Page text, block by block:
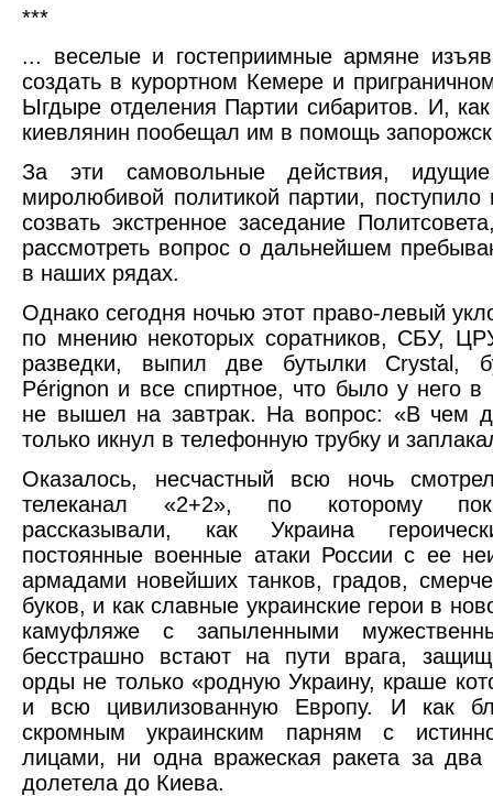
***
... веселые и гостеприимные армяне
создать в курортном Кемере и
Ыгдыре отделения Партии сибаритов. И,
киевлянин пообещал им в помощь
За эти самовольные действия,
миролюбивой политикой партии, поступило
созвать экстренное заседание
рассмотреть вопрос о дальнейшем
в наших рядах.
Однако сегодня ночью этот право-левый
по мнению некоторых соратников, СБУ,
разведки, выпил две бутылки Crystal,
Pérignon и все спиртное, что было у него
не вышел на завтрак. На вопрос: «В чем
только икнул в телефонную трубку и
Оказалось, несчастный всю ночь
телеканал «2+2», по которому
рассказывали, как Украина
постоянные военные атаки России с ее
армадами новейших танков, градов,
буков, и как славные украинские герои в
камуфляже с запыленными
бесстрашно встают на пути врага,
орды не только «родную Украину, краше
и всю цивилизованную Европу. И как
скромным украинским парням с
лицами, ни одна вражеская ракета за
долетела до Киева.